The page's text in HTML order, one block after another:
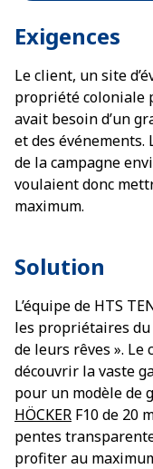
Exigences
Le client, un site
propriété coloniale
avait besoin d’un
et des événements.
de la campagne
voulaient donc
maximum.
Solution
L’équipe de HTS
les propriétaires
de leurs rêves ».
découvrir la vaste
pour un modèle de
HÖCKER F10 de 20
pentes
profiter au